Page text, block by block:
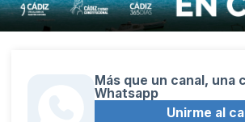
Más que un canal, una
Whatsapp
Unirme al